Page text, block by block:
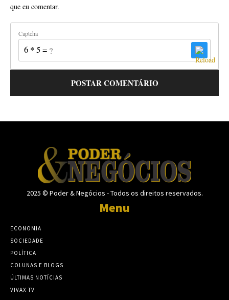
que eu comentar.
Captcha
6 * 5 = ?
2025 © Poder & Negócios - Todos os direitos reservados.
Menu
ECONOMIA
SOCIEDADE
POLÍTICA
COLUNAS E BLOGS
ÚLTIMAS NOTÍCIAS
VIVAX TV